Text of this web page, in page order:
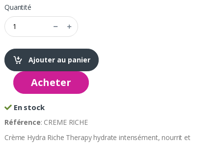
Quantité
Ajouter au panier
Acheter
En stock
Référence: CREME RICHE
Crème Hydra Riche Therapy hydrate intensément, nourrit et